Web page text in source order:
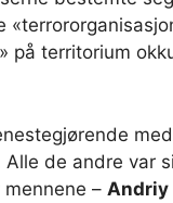
på territorium
de andre var
– Andriy